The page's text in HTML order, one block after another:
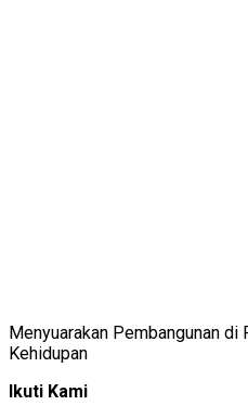
Menyuarakan Pembangunan
Kehidupan
Ikuti Kami